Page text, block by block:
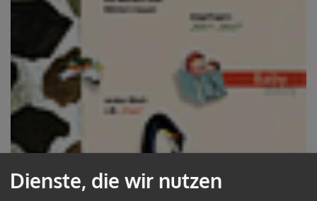
Dienste, die wir nutzen